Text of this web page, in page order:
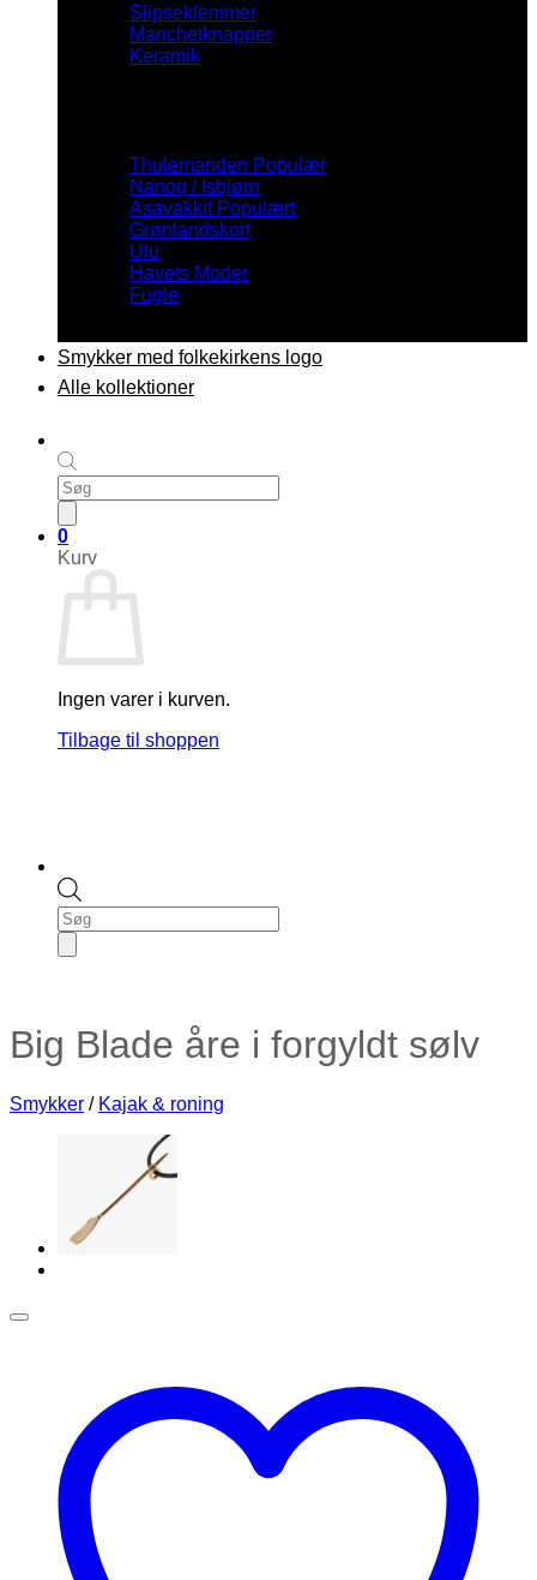
Products
search
0
Kurv
Ingen varer i kurven.
Tilbage til shoppen
Slipseklemmer
Manchetknapper
Keramik
Thulemanden
Nanoq / Isbjørn
Asavakkit
Grønlandskort
Ulu
Havets Moder
Fugle
Smykker med folkekirkens logo
Alle kollektioner
Products
search
Big Blade åre i forgyldt sølv
Smykker / Kajak & roning